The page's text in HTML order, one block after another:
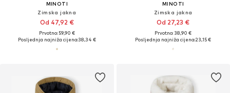
MINOTI
Zimska jakna
Od 47,92 €
Prvotno: 59,90 €
Posljednja najniža cijena:38,34 €
MINOTI
Zimska jakna
Od 27,23 €
Prvotno: 38,90 €
Posljednja najniža cijena:23,15 €